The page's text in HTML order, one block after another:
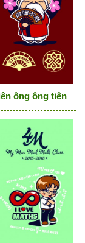
ông ông tiên